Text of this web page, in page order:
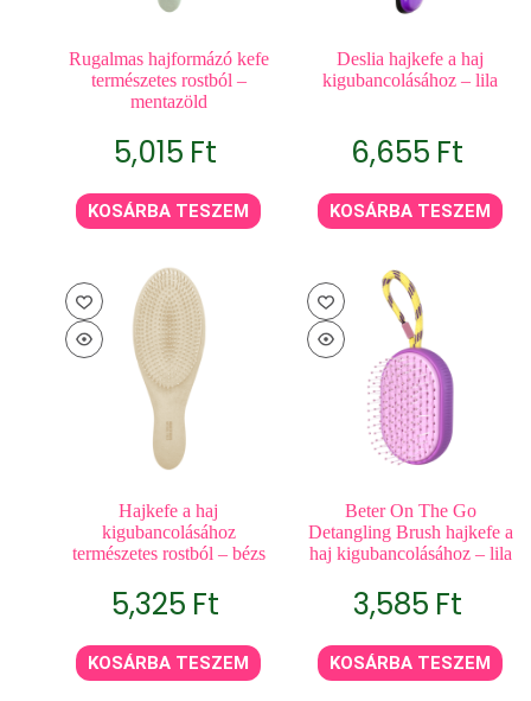
Rugalmas hajformázó kefe
természetes rostból –
mentazöld
5,015 Ft
KOSÁRBA TESZEM
Deslia hajkefe a haj
kigubancolásához – lila
6,655 Ft
KOSÁRBA TESZEM
Hajkefe a haj
kigubancolásához
természetes rostból – bézs
5,325 Ft
KOSÁRBA TESZEM
Beter On The Go
Detangling Brush hajkefe a
haj kigubancolásához – lila
3,585 Ft
KOSÁRBA TESZEM